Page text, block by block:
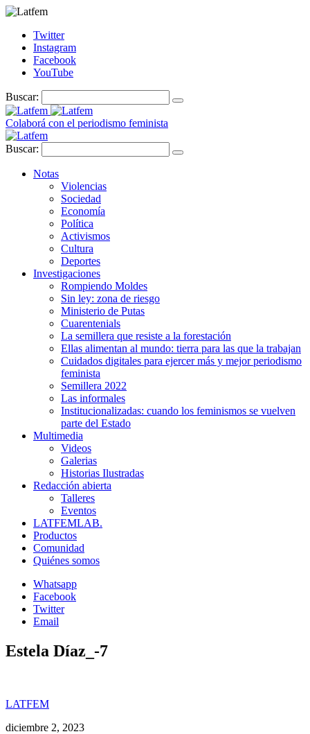
Twitter
Instagram
Facebook
YouTube
Buscar:
Colaborá con el periodismo feminista
Buscar:
Notas
Violencias
Sociedad
Economía
Política
Activismos
Cultura
Deportes
Investigaciones
Rompiendo Moldes
Sin ley: zona de riesgo
Ministerio de Putas
Cuarentenials
La semillera que resiste a la forestación
Ellas alimentan al mundo: tierra para las que la trabajan
Cuidados digitales para ejercer más y mejor periodismo
feminista
Semillera 2022
Las informales
Institucionalizadas: cuando los feminismos se vuelven
parte del Estado
Multimedia
Videos
Galerias
Historias Ilustradas
Redacción abierta
Talleres
Eventos
LATFEMLAB.
Productos
Comunidad
Quiénes somos
Whatsapp
Facebook
Twitter
Email
Estela Díaz_-7
LATFEM
diciembre 2, 2023